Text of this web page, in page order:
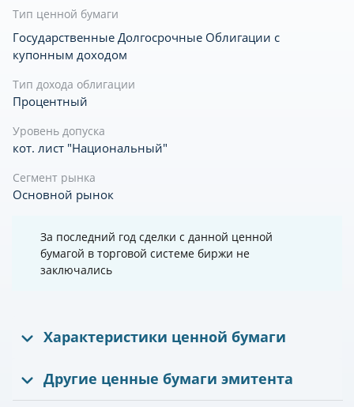
Тип ценной бумаги
Государственные Долгосрочные Облигации с
купонным доходом
Тип дохода облигации
Процентный
Уровень допуска
кот. лист "Национальный"
Сегмент рынка
Основной рынок
За последний год сделки с данной ценной
бумагой в торговой системе биржи не
заключались
Характеристики ценной бумаги
Другие ценные бумаги эмитента